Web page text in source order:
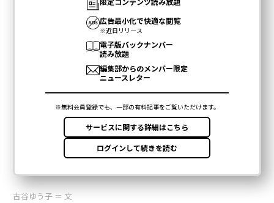
古谷ゆう子 ＝ 文